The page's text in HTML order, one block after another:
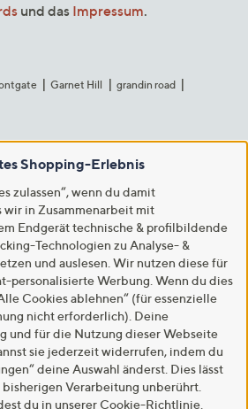
und das Impressum.
Garnet Hill
grandin road
Shopping-Erlebnis
zulassen“, wenn du damit
wir in Zusammenarbeit mit
Endgerät technische & profilbildende
Technologien zu Analyse- &
und auslesen. Wir nutzen diese für
personalisierte Werbung. Wenn du dies
Cookies ablehnen“ (für essenzielle
nicht erforderlich). Deine
und für die Nutzung dieser Webseite
sie jederzeit widerrufen, indem du
deine Auswahl änderst. Dies lässt
Verarbeitung unberührt.
du in unserer Cookie-Richtlinie